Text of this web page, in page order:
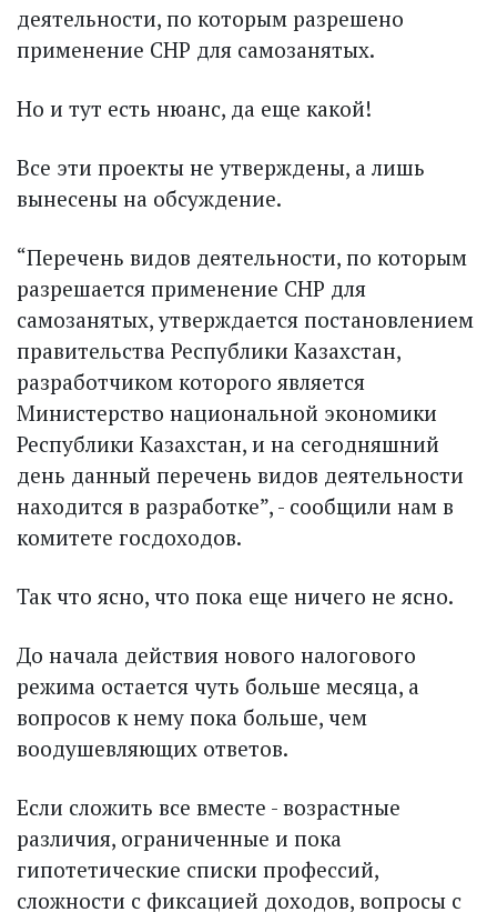
деятельности, по которым разрешено
применение СНР для самозанятых.
Но и тут есть нюанс, да еще какой!
Все эти проекты не утверждены, а лишь
вынесены на обсуждение.
“Перечень видов деятельности, по которым
разрешается применение СНР для
самозанятых, утверждается постановлением
правительства Республики Казахстан,
разработчиком которого является
Министерство национальной экономики
Республики Казахстан, и на сегодняшний
день данный перечень видов деятельности
находится в разработке”, - сообщили нам в
комитете госдоходов.
Так что ясно, что пока еще ничего не ясно.
До начала действия нового налогового
режима остается чуть больше месяца, а
вопросов к нему пока больше, чем
воодушевляющих ответов.
Если сложить все вместе - возрастные
различия, ограниченные и пока
гипотетические списки профессий,
сложности с фиксацией доходов, вопросы с